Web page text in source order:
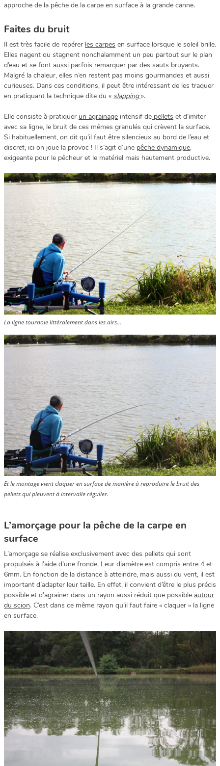
approche de la pêche de la carpe en surface à la grande canne.
Faites du bruit
Il est très facile de repérer les carpes en surface lorsque le soleil brille.
Elles nagent ou stagnent nonchalamment un peu partout sur le plan
d’eau et se font aussi parfois remarquer par des sauts bruyants.
Malgré la chaleur, elles n’en restent pas moins gourmandes et aussi
curieuses. Dans ces conditions, il peut être intéressant de les traquer
en pratiquant la technique dite du « slapping».
Elle consiste à pratiquer un agrainage intensif de pellets et d’imiter
avec sa ligne, le bruit de ces mêmes granulés qui crèvent la surface.
Si habituellement, on dit qu’il faut être silencieux au bord de l’eau et
discret, ici on joue la provoc ! Il s’agit d’une pêche dynamique,
exigeante pour le pêcheur et le matériel mais hautement productive.
La ligne tournoie littéralement dans les airs…
Et le montage vient claquer en surface de manière à reproduire le bruit des
pellets qui pleuvent à intervalle régulier.
L’amorçage pour la pêche de la carpe en
surface
L’amorçage se réalise exclusivement avec des pellets qui sont
propulsés à l’aide d’une fronde. Leur diamètre est compris entre 4 et
6mm. En fonction de la distance à atteindre, mais aussi du vent, il est
important d’adapter leur taille. En effet, il convient d’être le plus précis
possible et d’agrainer dans un rayon aussi réduit que possible autour
du scion. C’est dans ce même rayon qu’il faut faire « claquer » la ligne
en surface.